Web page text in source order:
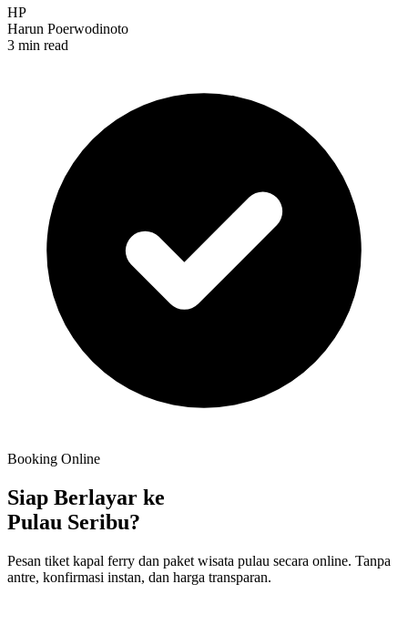
HP
Harun Poerwodinoto
3 min read
Booking Online
Siap Berlayar ke
Pulau Seribu?
Pesan tiket kapal ferry dan paket wisata pulau secara online. Tanpa
antre, konfirmasi instan, dan harga transparan.